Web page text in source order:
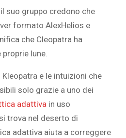
suo gruppo credono che
formato AlexHelios e
che Cleopatra ha
lune.
e le intuizioni che
solo grazie a uno dei
adattiva in uso
si trova nel deserto di
adattiva aiuta a correggere